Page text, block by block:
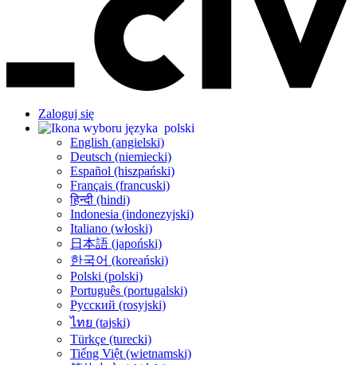
Zaloguj się
polski
English (angielski)
Deutsch (niemiecki)
Español (hiszpański)
Français (francuski)
हिन्दी (hindi)
Indonesia (indonezyjski)
Italiano (włoski)
日本語 (japoński)
한국어 (koreański)
Polski (polski)
Português (portugalski)
Русский (rosyjski)
ไทย (tajski)
Türkçe (turecki)
Tiếng Việt (wietnamski)